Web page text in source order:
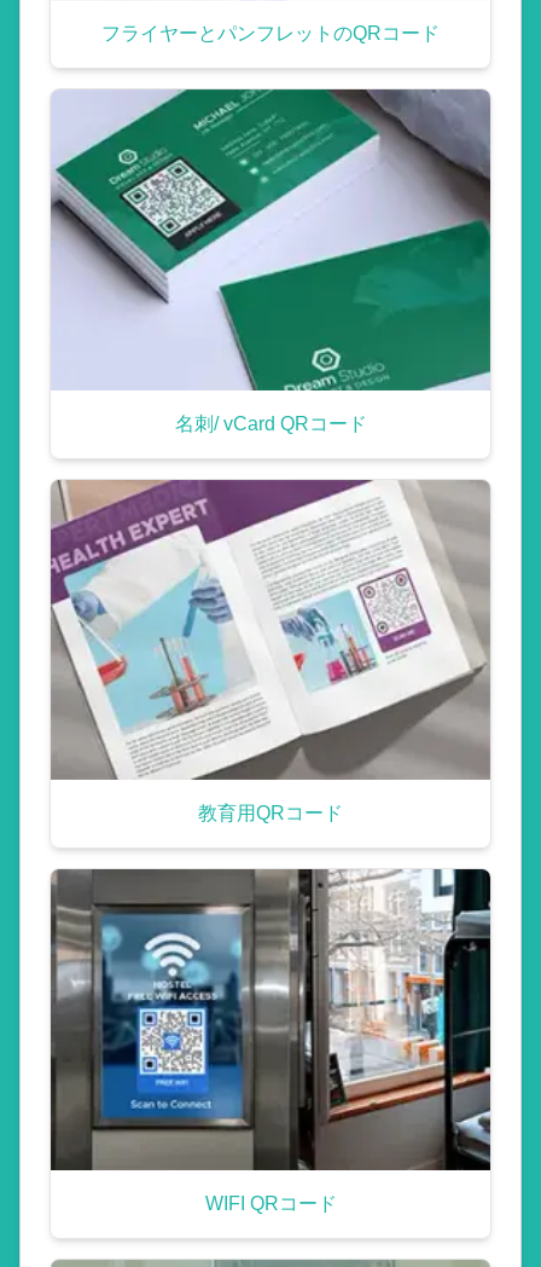
フライヤーとパンフレットのQRコード
名刺/ vCard QRコード
教育用QRコード
WIFI QRコード